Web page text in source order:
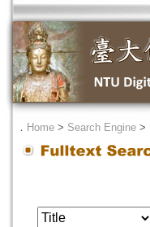
． Home > Search Engine >